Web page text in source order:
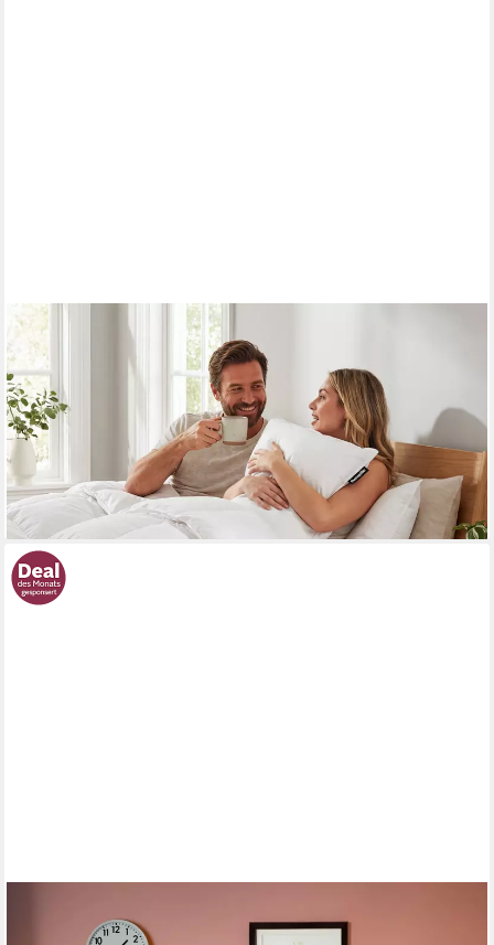
DUNLOPILLO
Daunenbettdecke Elements "NEUHEIT" Daunenbettdecke
135x200 cm weitere Größen, Füllung: 60% Daunen & 40%
Federn, Bezug: 100% Baumwolle, Hergestellt in Deutschland
ab 179,40 €
299,00 €
-40%
lieferbar - in 3-4 Werktagen bei dir
Baumwollbettdecke Life, Bettdecken für Sommer und Winter,